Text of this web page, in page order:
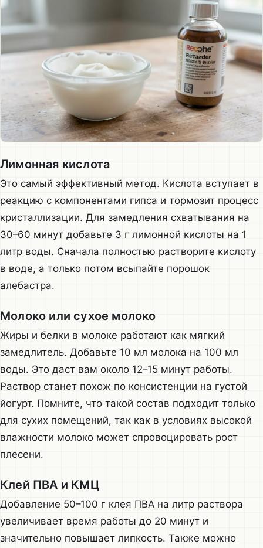
Лимонная кислота
Это самый эффективный метод. Кислота вступает в
реакцию с компонентами гипса и тормозит процесс
кристаллизации. Для замедления схватывания на
30–60 минут добавьте 3 г лимонной кислоты на 1
литр воды. Сначала полностью растворите кислоту
в воде, а только потом всыпайте порошок
алебастра.
Молоко или сухое молоко
Жиры и белки в молоке работают как мягкий
замедлитель. Добавьте 10 мл молока на 100 мл
воды. Это даст вам около 12–15 минут работы.
Раствор станет похож по консистенции на густой
йогурт. Помните, что такой состав подходит только
для сухих помещений, так как в условиях высокой
влажности молоко может спровоцировать рост
плесени.
Клей ПВА и КМЦ
Добавление 50–100 г клея ПВА на литр раствора
увеличивает время работы до 20 минут и
значительно повышает липкость. Также можно